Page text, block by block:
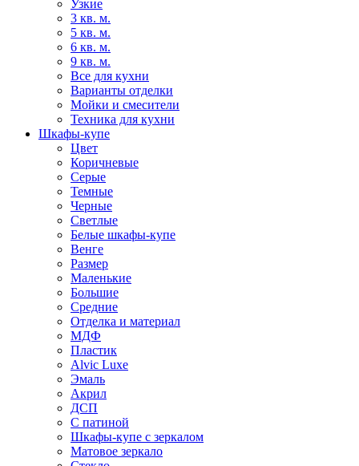
Узкие
3 кв. м.
5 кв. м.
6 кв. м.
9 кв. м.
Все для кухни
Варианты отделки
Мойки и смесители
Техника для кухни
Шкафы-купе
Цвет
Коричневые
Серые
Темные
Черные
Светлые
Белые шкафы-купе
Венге
Размер
Маленькие
Большие
Средние
Отделка и материал
МДФ
Пластик
Alvic Luxe
Эмаль
Акрил
ДСП
С патиной
Шкафы-купе с зеркалом
Матовое зеркало